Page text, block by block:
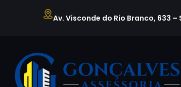
conteúdo
Av. Visconde do Rio Branco, 633 –